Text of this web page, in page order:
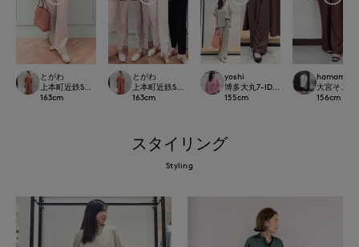
とがわ
上本町近鉄SUPERIORCLOSET
163cm
とがわ
上本町近鉄SUPERIORCLOSET
163cm
yoshi
博多大丸7-IDconcept.
155cm
hamamoto
大宮そごう
156cm
スタイリング
Styling